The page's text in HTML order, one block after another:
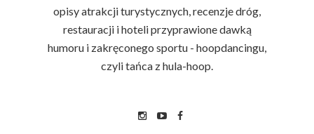
opisy atrakcji turystycznych, recenzje dróg,
restauracji i hoteli przyprawione dawką
humoru i zakręconego sportu - hoopdancingu,
czyli tańca z hula-hoop.